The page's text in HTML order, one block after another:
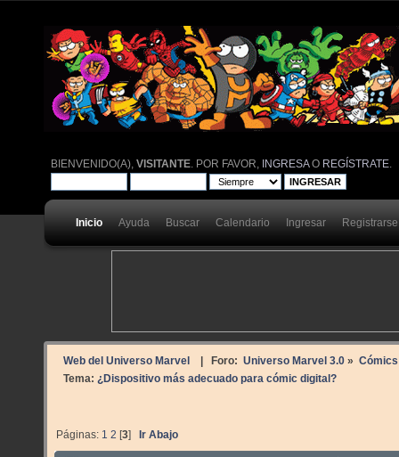
BIENVENIDO(A),VISITANTE . POR FAVOR, INGRESAO REGÍSTRATE
Inicio Ayuda Buscar Calendario Ingresar Registrarse
Web del Universo Marvel | Foro: Universo Marvel 3.0» Cómics
Tema: ¿Dispositivo más adecuado para cómic digital?
Páginas: 1 2 [3]Ir Abajo